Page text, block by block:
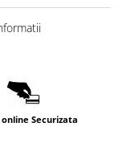
Securizata